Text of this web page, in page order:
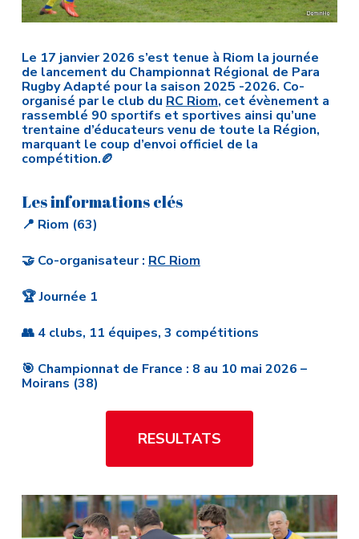
Le 17 janvier 2026 s’est tenue à Riom la journée
de lancement du Championnat Régional de Para
Rugby Adapté pour la saison 2025 -2026. Co-
organisé par le club du RC Riom, cet évènement a
rassemblé 90 sportifs et sportives ainsi qu’une
trentaine d’éducateurs venu de toute la Région,
marquant le coup d’envoi officiel de la
compétition.🏉
Les informations clés
📍 Riom (63)
🤝 Co-organisateur : RC Riom
🏆 Journée 1
👥 4 clubs, 11 équipes, 3 compétitions
🎯 Championnat de France : 8 au 10 mai 2026 –
Moirans (38)
RESULTATS